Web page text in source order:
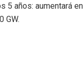
5 años: aumentará
GW.